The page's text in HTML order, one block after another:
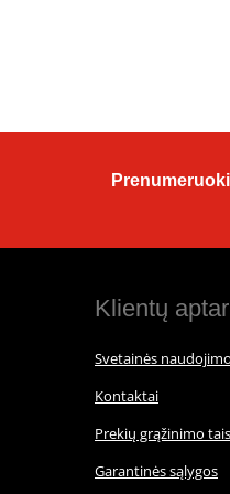
Klientų
Svetainės
Kontaktai
Prekių grąžinimo
Garantinės sąlygos